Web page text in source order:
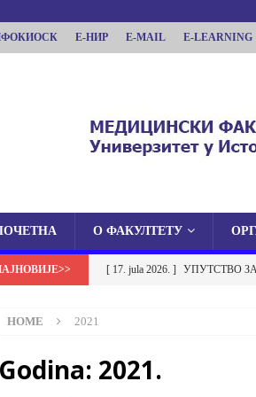
Е-НИР E-MAIL E-LEARNING
ФАКУЛТЕТ
О ФАКУЛТЕТУ
[ 17. jula 2026. ] УПУТСТВО
ОБАВЈЕШТЕЊА
HOME 2021
Godina: 2021.